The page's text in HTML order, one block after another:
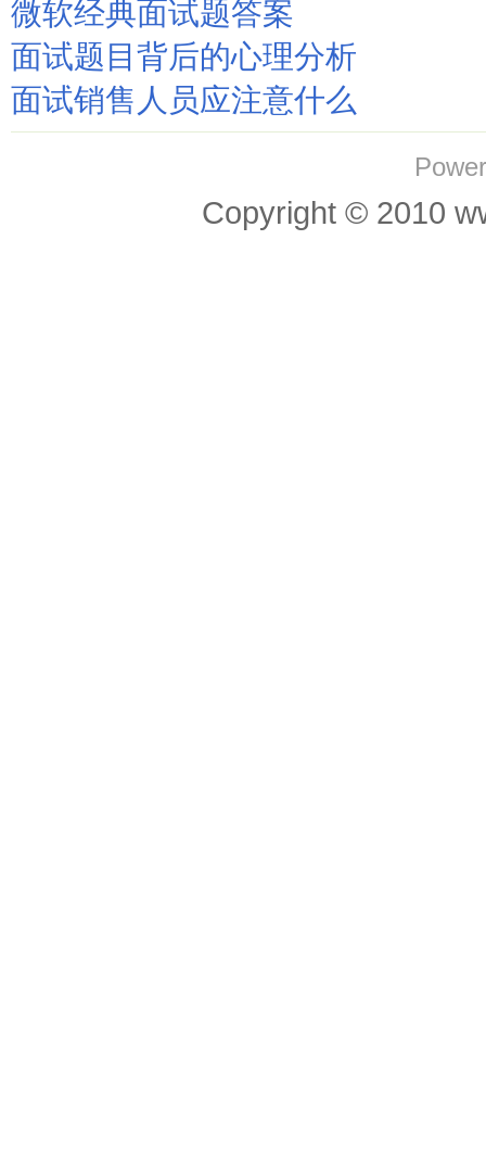
微软经典面试题答案
面试题目背后的心理分析
面试销售人员应注意什么
Copyright © 2010